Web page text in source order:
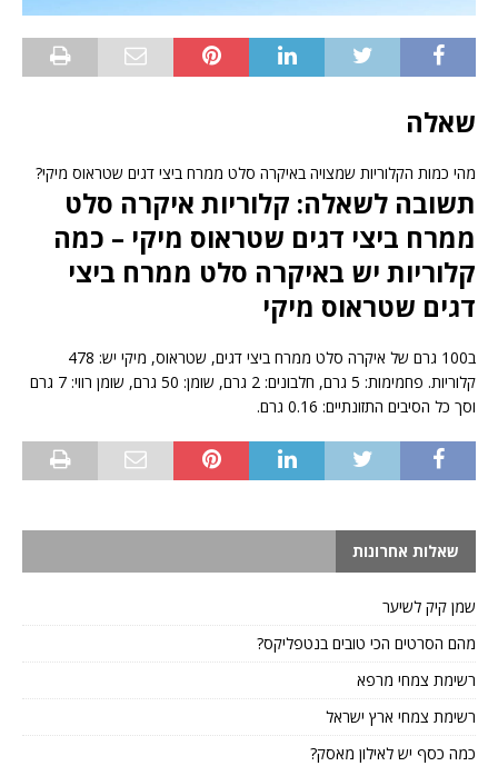
שאלה
מהי כמות הקלוריות שמצויה באיקרה סלט ממרח ביצי דגים שטראוס מיקי?
תשובה לשאלה: קלוריות איקרה סלט
ממרח ביצי דגים שטראוס מיקי – כמה
קלוריות יש באיקרה סלט ממרח ביצי
דגים שטראוס מיקי
ב100 גרם של איקרה סלט ממרח ביצי דגים, שטראוס, מיקי יש: 478
קלוריות. פחמימות: 5 גרם, חלבונים: 2 גרם, שומן: 50 גרם, שומן רווי: 7 גרם
וסך כל הסיבים התזונתיים: 0.16 גרם.
שאלות אחרונות
שמן קיק לשיער
מהם הסרטים הכי טובים בנטפליקס?
רשימת צמחי מרפא
רשימת צמחי ארץ ישראל
כמה כסף יש לאילון מאסק?